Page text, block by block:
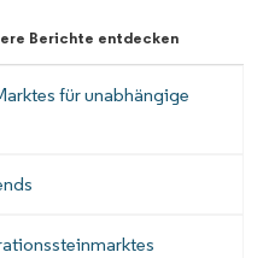
Berichte entdecken
für unabhängige